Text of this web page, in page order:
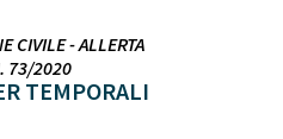
CIVILE - ALLERTA
73/2020
TEMPORALI